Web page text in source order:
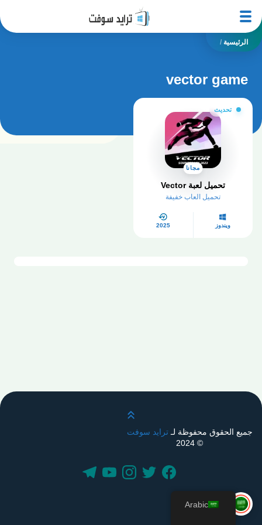
الرئيسية /
vector game
تحديث
مجانا
تحميل لعبة Vector
تحميل العاب خفيفة
ويندوز 2025
قم بالتمرير لأعلى
جميع الحقوق محفوظة لـترايد سوفت
© 2024
Arabic